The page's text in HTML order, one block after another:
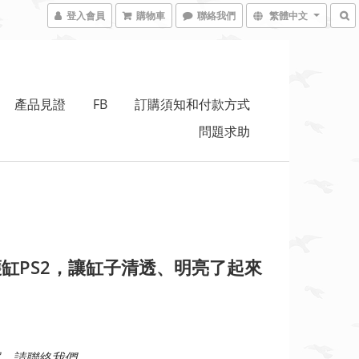
登入會員 購物車 聯絡我們 繁體中文
產品見證 FB
訂購須知和付款方式
問題求助
PS2，讓缸子清透、明亮了起來